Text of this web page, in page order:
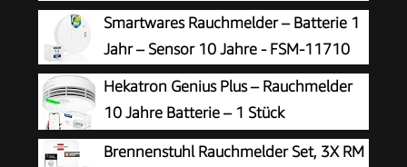
Entspricht der Europäischen Norm EN14604 |
Weiß | Set mit 4 Stück
Smartwares Rauchmelder – Batterie 1
Jahr – Sensor 10 Jahre - FSM-11710
Hekatron Genius Plus – Rauchmelder
10 Jahre Batterie – 1 Stück
Brennenstuhl Rauchmelder Set, 3X RM